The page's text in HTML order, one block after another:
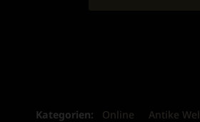
Kategorien: Online Antike